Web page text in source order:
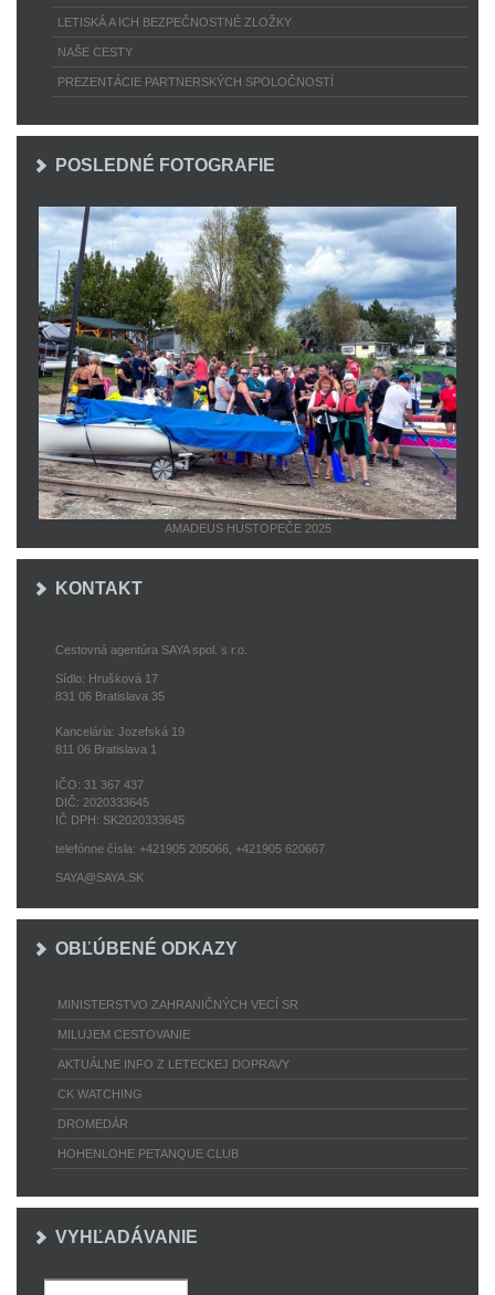
LETISKÁ A ICH BEZPEČNOSTNÉ ZLOŽKY
NAŠE CESTY
PREZENTÁCIE PARTNERSKÝCH SPOLOČNOSTÍ
POSLEDNÉ FOTOGRAFIE
AMADEUS HUSTOPEČE 2025
KONTAKT
Cestovná agentúra SAYA spol. s r.o.
Sídlo: Hrušková 17
831 06 Bratislava 35
Kancelária: Jozefská 19
811 06 Bratislava 1
IČO: 31 367 437
DIČ: 2020333645
IČ DPH: SK2020333645
telefónne čísla: +421905 205066, +421905 620667
SAYA@SAYA.SK
OBĽÚBENÉ ODKAZY
MINISTERSTVO ZAHRANIČNÝCH VECÍ SR
MILUJEM CESTOVANIE
AKTUÁLNE INFO Z LETECKEJ DOPRAVY
CK WATCHING
DROMEDÁR
HOHENLOHE PETANQUE CLUB
VYHĽADÁVANIE